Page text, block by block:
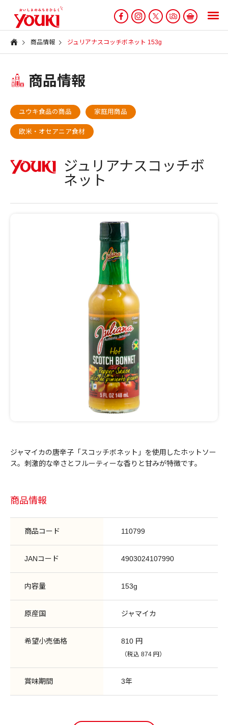
商品情報 ジュリアナスコッチボネット 153g
商品情報
ユウキ食品の商品 家庭用商品
欧米・オセアニア食材
ジュリアナスコッチボ
ネット
ジャマイカの唐辛子「スコッチボネット」を使用したホットソー
ス。刺激的な辛さとフルーティーな香りと甘みが特徴です。
商品情報
商品コード 110799
JANコード 4903024107990
内容量 153g
原産国 ジャマイカ
希望小売価格 810 円
（税込 874 円）
賞味期間 3年